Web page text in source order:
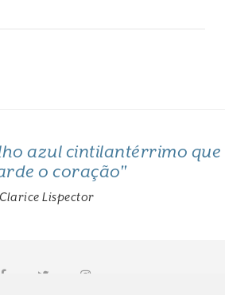
azul cintilantérrimo que
o coração"
Clarice Lispector